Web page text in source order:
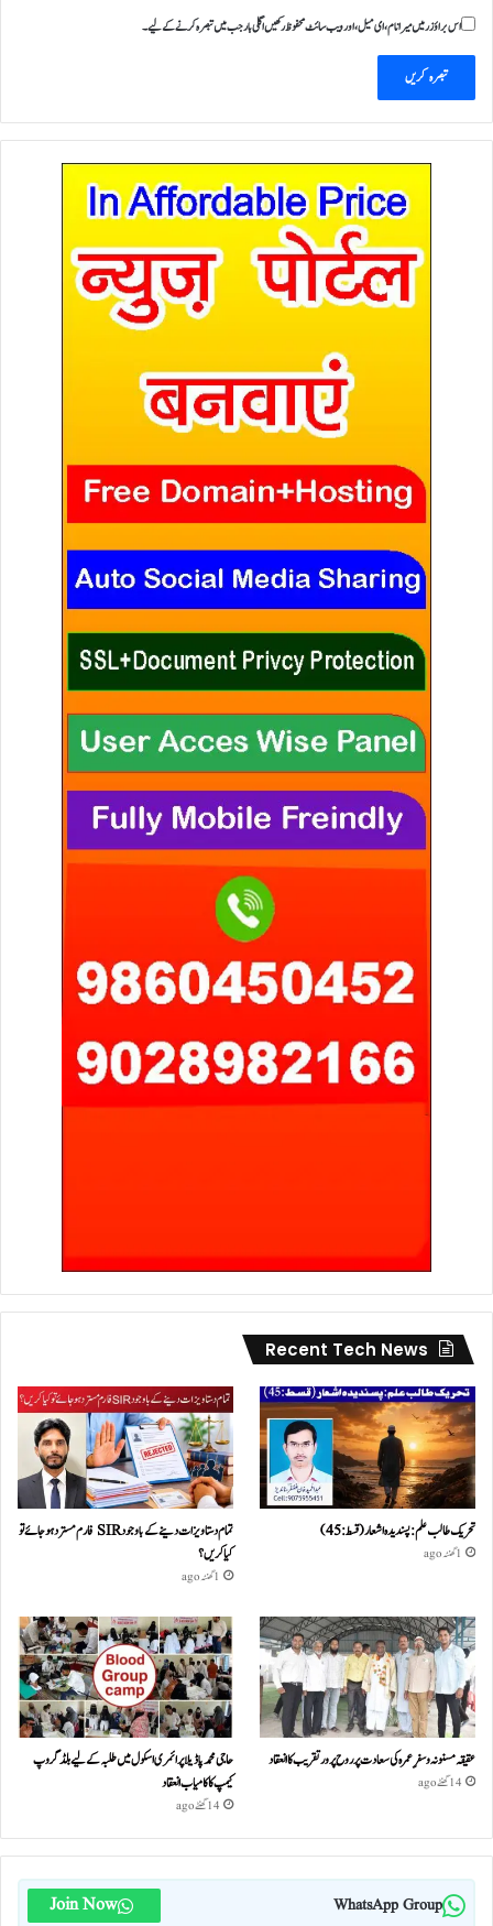
اس براؤزر میں میرا نام، ای میل، اور ویب سائٹ محفوظ رکھیں اگلی بار جب میں تبصرہ کرنے کےلیے۔
Recent Tech News
تحریک طالب علم: پسندیدہ اشعار (قسط:45)
1 گھنٹہ ago
تمام دستاویزات دینے کے باوجود SIR فارم مسترد ہو جائے تو
کیا کریں؟
1 گھنٹہ ago
عقیقہ مسنونہ و سفرِ عمرہ کی سعادت پر روح پرور تقریب کا انعقاد
14 گھنٹے ago
حاجی محمد پاڈیلا پرائمری اسکول میں طلبہ کے لیے بلڈ گروپ
کیمپ کا کامیاب انعقاد
14 گھنٹے ago
WhatsApp Group
Join Now